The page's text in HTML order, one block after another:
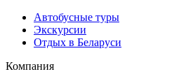
Автобусные туры
Экскурсии
Отдых в Беларуси
Компания